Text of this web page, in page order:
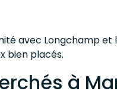
avec Longchamp
bien placés.
à